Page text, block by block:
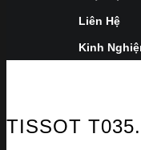
Liên Hệ
Kinh
TISSOT